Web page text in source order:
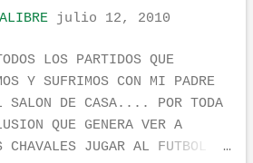
cierto, mención especial
allí de azafatos y
monos si, pero muy
Nada mas pasar el
regalitos, lo mas
julio 12, 2010
LOS PARTIDOS QUE
Y SUFRIMOS CON MI PADRE
SALON DE CASA.... POR TODA
QUE GENERA VER A
CHAVALES JUGAR AL FUTBOL